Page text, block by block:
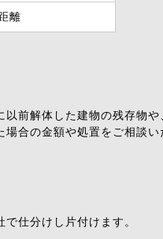
離
前解体した建物の残存物や
合の金額や処置をご相談い
仕分けし片付けます。